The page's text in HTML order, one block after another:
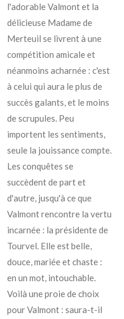
l'adorable Valmont et la
délicieuse Madame de
Merteuil se livrent à une
compétition amicale et
néanmoins acharnée : c'est
à celui qui aura le plus de
succès galants, et le moins
de scrupules. Peu
importent les sentiments,
seule la jouissance compte.
Les conquêtes se
succèdent de part et
d'autre, jusqu'à ce que
Valmont rencontre la vertu
incarnée : la présidente de
Tourvel. Elle est belle,
douce, mariée et chaste :
en un mot, intouchable.
Voilà une proie de choix
pour Valmont : saura-t-il